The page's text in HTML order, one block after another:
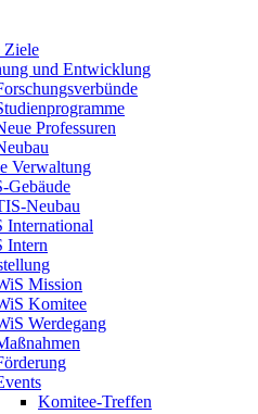
Ziele
und Entwicklung
Professuren
Verwaltung
Gebäude
Neubau
Intern
Mission
Komitee
Werdegang
Komitee-Treffen